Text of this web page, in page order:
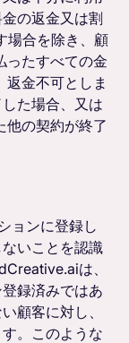
の返金又は割
場合を除き、顧
ったすべての金
金不可としま
た場合、又は
の契約が終了
ョンに登録し
いことを認識
は、
録済みではあ
顧客に対し、
。このような